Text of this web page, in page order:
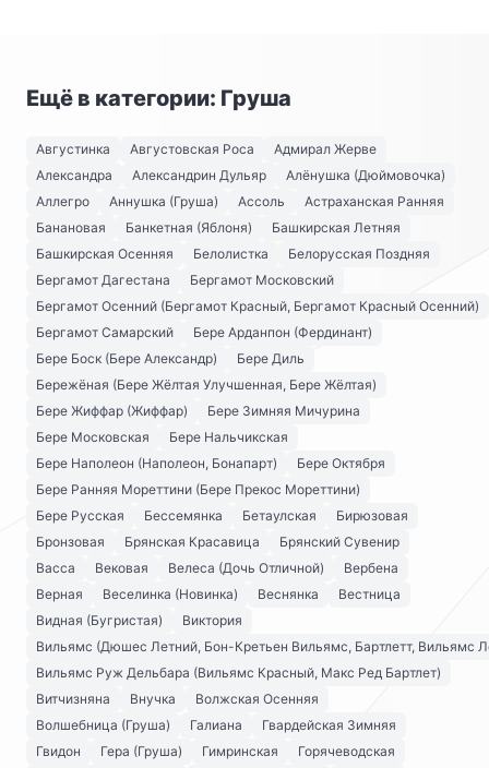
Ещё в категории: Груша
Августинка Августовская Роса
Адмирал Жерве
Александра
Александрин Дульяр
Алёнушка (Дюймовочка)
Аллегро
Аннушка (Груша) Ассоль
Астраханская Ранняя
Банановая
Банкетная (Яблоня)
Башкирская Летняя
Башкирская Осенняя
Белолистка
Белорусская Поздняя
Бергамот Дагестана
Бергамот Московский
Бергамот Осенний (Бергамот Красный, Бергамот Красный Осенний)
Бергамот Самарский
Бере Арданпон (Фердинант)
Бере Боск (Бере Александр)
Бере Диль
Бережёная (Бере Жёлтая Улучшенная, Бере Жёлтая)
Бере Жиффар (Жиффар)
Бере Зимняя Мичурина
Бере Московская
Бере Нальчикская
Бере Наполеон (Наполеон, Бонапарт)
Бере Октября
Бере Ранняя Мореттини (Бере Прекос Мореттини)
Бере Русская
Бессемянка Бетаулская
Бирюзовая
Бронзовая
Брянская Красавица
Брянский Сувенир
Васса
Вековая Велеса (Дочь Отличной)
Вербена
Верная
Веселинка (Новинка) Веснянка
Вестница
Видная (Бугристая)
Виктория
Вильямс (Дюшес Летний, Бон-Кретьен Вильямс, Бартлетт, Вильямс
Вильямс Руж Дельбара (Вильямс Красный, Макс Ред Бартлет)
Витчизняна
Внучка
Волжская Осенняя
Волшебница (Груша)
Галиана
Гвардейская Зимняя
Гвидон
Гера (Груша) Гимринская
Горячеводская